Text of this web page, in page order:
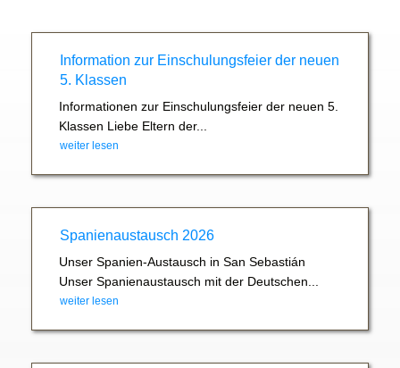
Information zur Einschulungsfeier der neuen
5. Klassen
Informationen zur Einschulungsfeier der neuen 5.
Klassen Liebe Eltern der...
weiter lesen
Spanienaustausch 2026
Unser Spanien-Austausch in San Sebastián
Unser Spanienaustausch mit der Deutschen...
weiter lesen